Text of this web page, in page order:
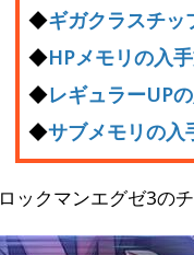
◆ギガクラスチッ
◆HPメモリの入
◆レギュラーUP
◆サブメモリの入
ロックマンエグゼ3の